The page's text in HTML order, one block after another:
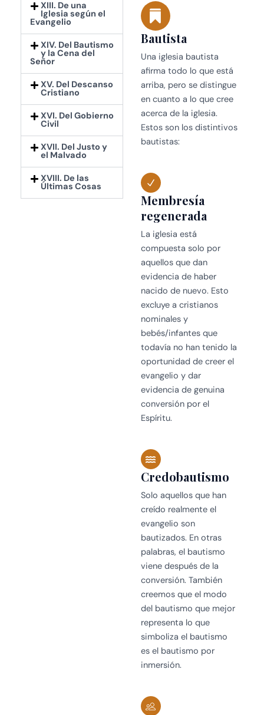
XIII. De una
Iglesia según el
Evangelio
XIV. Del Bautismo
y la Cena del
Señor
XV. Del Descanso
Cristiano
XVI. Del Gobierno
Civil
XVII. Del Justo y
el Malvado
XVIII. De las
Últimas Cosas
Bautista
Una iglesia bautista
afirma todo lo que está
arriba, pero se distingue
en cuanto a lo que cree
acerca de la iglesia.
Estos son los distintivos
bautistas:
Membresía
regenerada
La iglesia está
compuesta solo por
aquellos que dan
evidencia de haber
nacido de nuevo. Esto
excluye a cristianos
nominales y
bebés/infantes que
todavía no han tenido la
oportunidad de creer el
evangelio y dar
evidencia de genuina
conversión por el
Espíritu.
Credobautismo
Solo aquellos que han
creído realmente el
evangelio son
bautizados. En otras
palabras, el bautismo
viene después de la
conversión. También
creemos que el modo
del bautismo que mejor
representa lo que
simboliza el bautismo
es el bautismo por
inmersión.